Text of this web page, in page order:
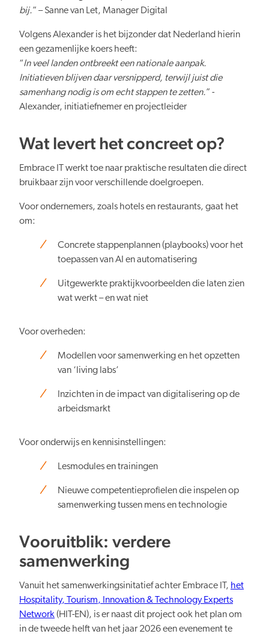
bij.” – Sanne van Let, Manager Digital
Volgens Alexander is het bijzonder dat Nederland hierin
een gezamenlijke koers heeft:
“In veel landen ontbreekt een nationale aanpak.
Initiatieven blijven daar versnipperd, terwijl juist die
samenhang nodig is om echt stappen te zetten.” -
Alexander, initiatiefnemer en projectleider
Wat levert het concreet op?
Embrace IT werkt toe naar praktische resultaten die direct
bruikbaar zijn voor verschillende doelgroepen.
Voor ondernemers, zoals hotels en restaurants, gaat het
om:
Concrete stappenplannen (playbooks) voor het
toepassen van AI en automatisering
Uitgewerkte praktijkvoorbeelden die laten zien
wat werkt – en wat niet
Voor overheden:
Modellen voor samenwerking en het opzetten
van ‘living labs’
Inzichten in de impact van digitalisering op de
arbeidsmarkt
Voor onderwijs en kennisinstellingen:
Lesmodules en trainingen
Nieuwe competentieprofielen die inspelen op
samenwerking tussen mens en technologie
Vooruitblik: verdere
samenwerking
Vanuit het samenwerkingsinitatief achter Embrace IT, het
Hospitality, Tourism, Innovation & Technology Experts
Network(HIT-EN), is er naast dit project ook het plan om
in de tweede helft van het jaar 2026 een evenement te